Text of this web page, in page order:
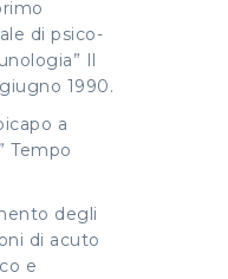
di psico-
Il
1990.
a
Tempo
degli
di acuto
e